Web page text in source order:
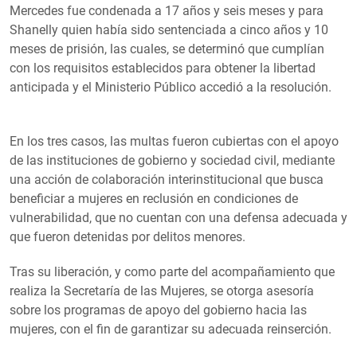
Mercedes fue condenada a 17 años y seis meses y para
Shanelly quien había sido sentenciada a cinco años y 10
meses de prisión, las cuales, se determinó que cumplían
con los requisitos establecidos para obtener la libertad
anticipada y el Ministerio Público accedió a la resolución.
En los tres casos, las multas fueron cubiertas con el apoyo
de las instituciones de gobierno y sociedad civil, mediante
una acción de colaboración interinstitucional que busca
beneficiar a mujeres en reclusión en condiciones de
vulnerabilidad, que no cuentan con una defensa adecuada y
que fueron detenidas por delitos menores.
Tras su liberación, y como parte del acompañamiento que
realiza la Secretaría de las Mujeres, se otorga asesoría
sobre los programas de apoyo del gobierno hacia las
mujeres, con el fin de garantizar su adecuada reinserción.